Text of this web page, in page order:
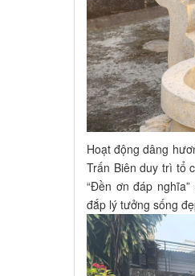
Hoạt động dâng
Trấn Biên duy trì tổ
“Đền ơn đáp
đắp lý tưởng sống